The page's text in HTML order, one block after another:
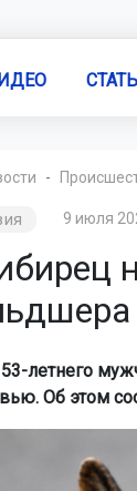
9 июля
летнего
Об этом